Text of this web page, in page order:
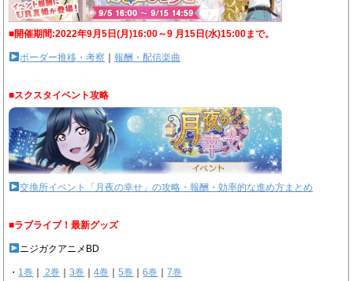
■開催期間:2022年9月5日(月)16:00～9 月15日(水)15:00まで。
ボーダー推移・考察 ｜報酬・配信楽曲
■スクスタイベント攻略
交換所イベント「月夜の幸せ」の攻略・報酬・効率的な進め方まとめ
■ラブライブ！最新グッズ
ニジガクアニメBD
・ 1巻 2巻 ｜3巻 ｜4巻 ｜5巻 ｜6巻 ｜7巻